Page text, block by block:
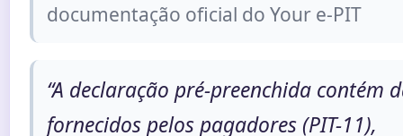
documentação oficial do Your e-PIT
“A declaração pré-preenchida contém
fornecidos pelos pagadores (PIT-11),